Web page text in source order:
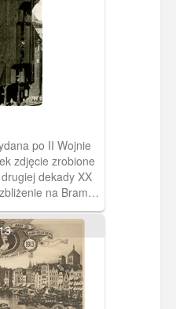
i
Gdańska.
są
po II Wojnie
zdjęcie zrobione
dekady XX
na Bramę